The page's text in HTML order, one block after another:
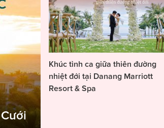
Khúc tình ca giữa thiên đường
nhiệt đới tại Danang Marriott
Resort & Spa